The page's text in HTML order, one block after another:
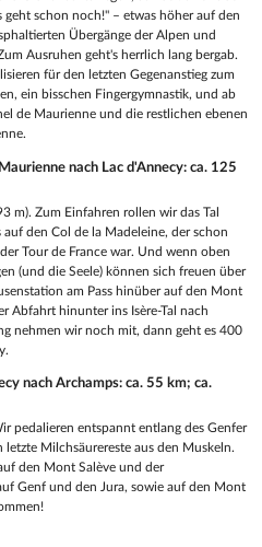
schon noch!" – etwas höher auf den
Übergänge der Alpen und
Ausruhen geht's herrlich lang bergab.
für den letzten Gegenanstieg zum
ein bisschen Fingergymnastik, und ab
de Maurienne und die restlichen ebenen
nach Lac d'Annecy: ca. 125
m). Zum Einfahren rollen wir das Tal
den Col de la Madeleine, der schon
Tour de France war. Und wenn oben
(und die Seele) können sich freuen über
am Pass hinüber auf den Mont
Abfahrt hinunter ins Isère-Tal nach
nehmen wir noch mit, dann geht es 400
nach Archamps: ca. 55 km; ca.
pedalieren entspannt entlang des Genfer
Milchsäurereste aus den Muskeln.
den Mont Salève und der
Genf und den Jura, sowie auf den Mont